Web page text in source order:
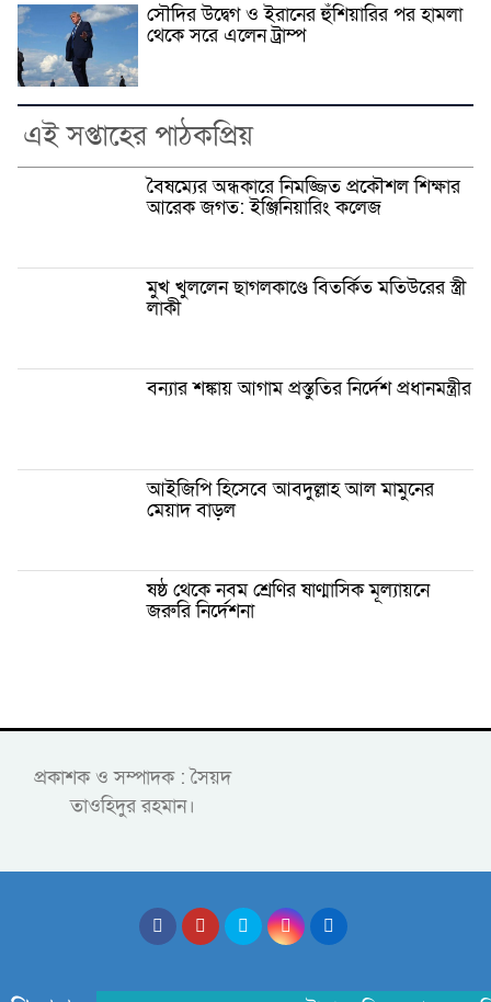
সৌদির উদ্বেগ ও ইরানের হুঁশিয়ারির পর হামলা
থেকে সরে এলেন ট্রাম্প
এই সপ্তাহের পাঠকপ্রিয়
বৈষম্যের অন্ধকারে নিমজ্জিত প্রকৌশল শিক্ষার
আরেক জগত: ইঞ্জিনিয়ারিং কলেজ
মুখ খুললেন ছাগলকাণ্ডে বিতর্কিত মতিউরের স্ত্রী
লাকী
বন্যার শঙ্কায় আগাম প্রস্তুতির নির্দেশ প্রধানমন্ত্রীর
আইজিপি হিসেবে আবদুল্লাহ আল মামুনের
মেয়াদ বাড়ল
ষষ্ঠ থেকে নবম শ্রেণির ষাণ্মাসিক মূল্যায়নে
জরুরি নির্দেশনা
প্রকাশক ও সম্পাদক : সৈয়দ
তাওহিদুর রহমান।